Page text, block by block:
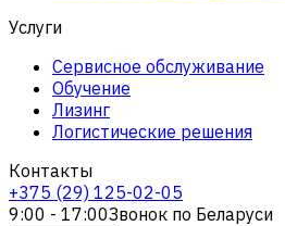
Услуги
Сервисное обслуживание
Обучение
Лизинг
Логистические решения
Контакты
+375 (29) 125-02-05
9:00 - 17:00Звонок по Беларуси